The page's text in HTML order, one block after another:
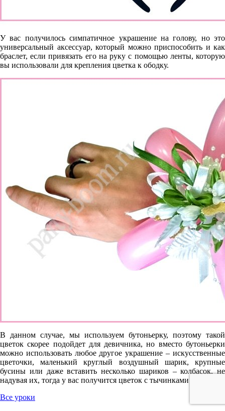
У вас получилось симпатичное украшение на голову, но это
универсальный аксессуар, который можно приспособить и как
браслет, если привязать его на руку с помощью ленты, которую
вы использовали для крепления цветка к ободку.
В данном случае, мы используем бутоньерку, поэтому такой
цветок скорее подойдет для девичника, но вместо бутоньерки
можно использовать любое другое украшение – искусственные
цветочки, маленький круглый воздушный шарик, крупные
бусины или даже вставить несколько шариков – колбасок, не
надувая их, тогда у вас получится цветок с тычинками :)
Все уроки